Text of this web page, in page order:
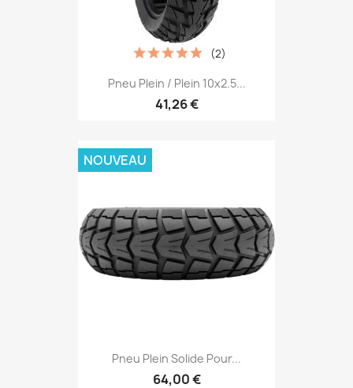
Pneu Plein / Plein 10x2.5...
41,26 €
(2)
Pneu Plein Solide Pour...
64,00 €
NOUVEAU